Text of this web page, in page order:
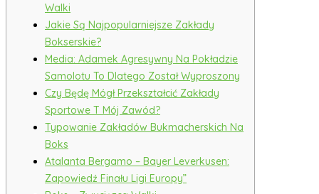
Walki
Jakie Są Najpopularniejsze Zakłady
Bokserskie?
Media: Adamek Agresywny Na Pokładzie
Samolotu To Dlatego Został Wyproszony
Czy Będę Mógł Przekształcić Zakłady
Sportowe T Mój Zawód?
Typowanie Zakładów Bukmacherskich Na
Boks
Atalanta Bergamo – Bayer Leverkusen:
Zapowiedź Finału Ligi Europy”